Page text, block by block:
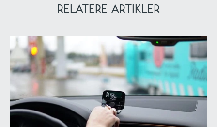
RELATERE ARTIKLER